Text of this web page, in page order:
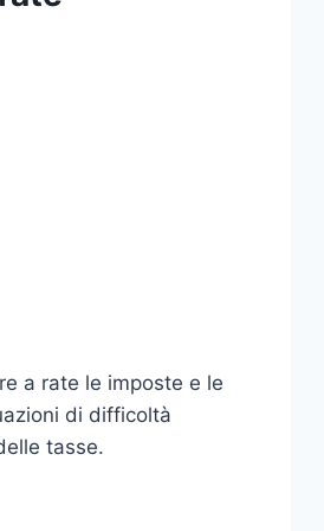
a rate le imposte e le
di difficoltà
tasse.